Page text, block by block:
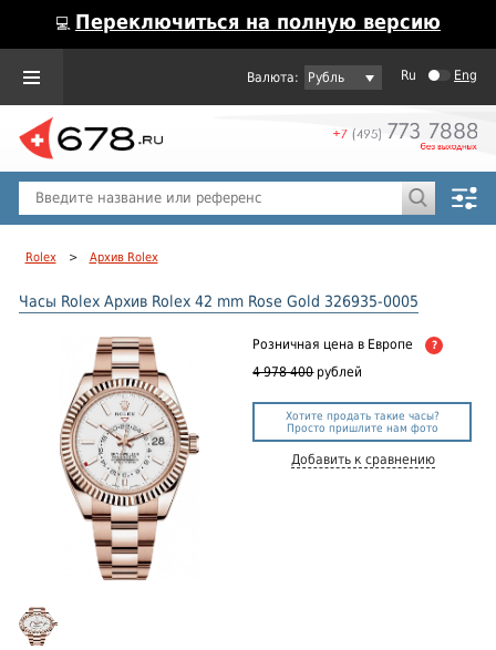
💻 Переключиться на полную версию
Рубль Ru Eng
Rolex > Архив Rolex
Часы Rolex Архив Rolex 42 mm Rose Gold 326935-0005
Розничная цена в Европе ?
4 978 400 рублей
Хотите продать такие часы?
Просто пришлите нам фото
Добавить к сравнению